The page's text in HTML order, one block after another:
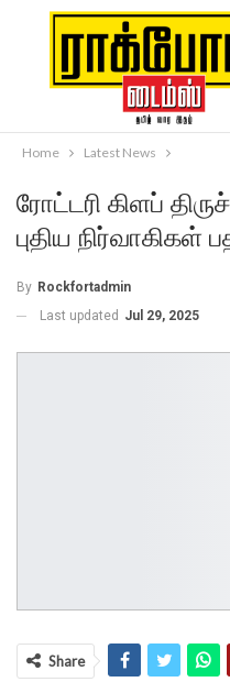
Home Latest News
ரோட்டரி கிளப்
புதிய நிர்வாகிகள்
By Rockfortadmin
Last updated Jul 29, 2025
Share